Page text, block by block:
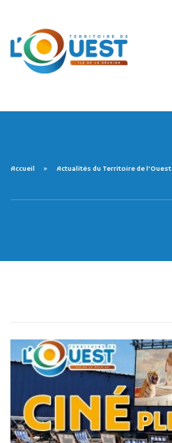
Publicité des actes
Accueil Actualités du Territoire de l'Ouest